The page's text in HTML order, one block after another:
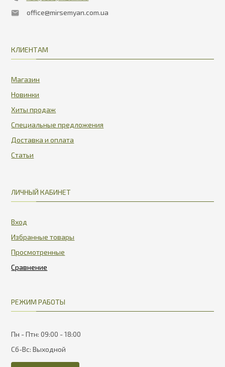
office@mirsemyan.com.ua
КЛИЕНТАМ
Магазин
Новинки
Хиты продаж
Специальные предложения
Доставка и оплата
Статьи
ЛИЧНЫЙ КАБИНЕТ
Вход
Избранные товары
Просмотренные
РЕЖИМ РАБОТЫ
Пн - Птн: 09:00 - 18:00
Сб-Вс: Выходной